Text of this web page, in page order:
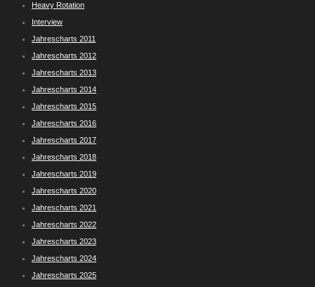
Heavy Rotation
Interview
Jahrescharts 2011
Jahrescharts 2012
Jahrescharts 2013
Jahrescharts 2014
Jahrescharts 2015
Jahrescharts 2016
Jahrescharts 2017
Jahrescharts 2018
Jahrescharts 2019
Jahrescharts 2020
Jahrescharts 2021
Jahrescharts 2022
Jahrescharts 2023
Jahrescharts 2024
Jahrescharts 2025